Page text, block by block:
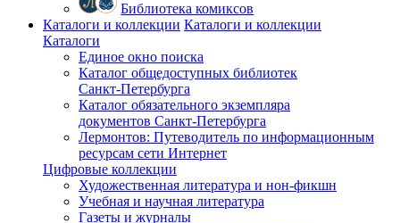
Библиотека комиксов
Каталоги и коллекции Каталоги и коллекции
Каталоги
Единое окно поиска
Каталог общедоступных библиотек
Санкт-Петербурга
Каталог обязательного экземпляра
документов Санкт-Петербурга
Лермонтов: Путеводитель по информационным
ресурсам сети Интернет
Цифровые коллекции
Художественная литература и нон-фикшн
Учебная и научная литература
Газеты и журналы